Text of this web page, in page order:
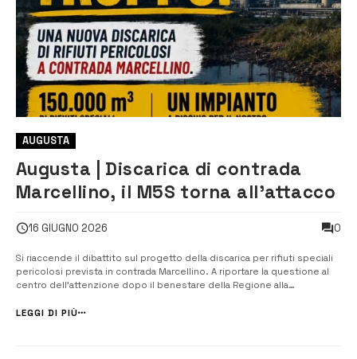
AUGUSTA
Augusta | Discarica di contrada
Marcellino, il M5S torna all’attacco
16 GIUGNO 2026 0
Si riaccende il dibattito sul progetto della discarica per rifiuti speciali
pericolosi prevista in contrada Marcellino. A riportare la questione al
centro dell’attenzione dopo il benestare della Regione alla
Movimento 5 Stelle di Augusta, che rivendica un impegno costante
LEGGI DI PIÙ